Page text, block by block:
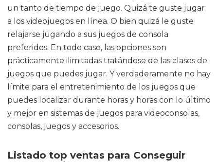
un tanto de tiempo de juego. Quizá te guste jugar
a los videojuegos en línea. O bien quizá le guste
relajarse jugando a sus juegos de consola
preferidos. En todo caso, las opciones son
prácticamente ilimitadas tratándose de las clases de
juegos que puedes jugar. Y verdaderamente no hay
límite para el entretenimiento de los juegos que
puedes localizar durante horas y horas con lo último
y mejor en sistemas de juegos para videoconsolas,
consolas, juegos y accesorios.
Listado top ventas para Conseguir